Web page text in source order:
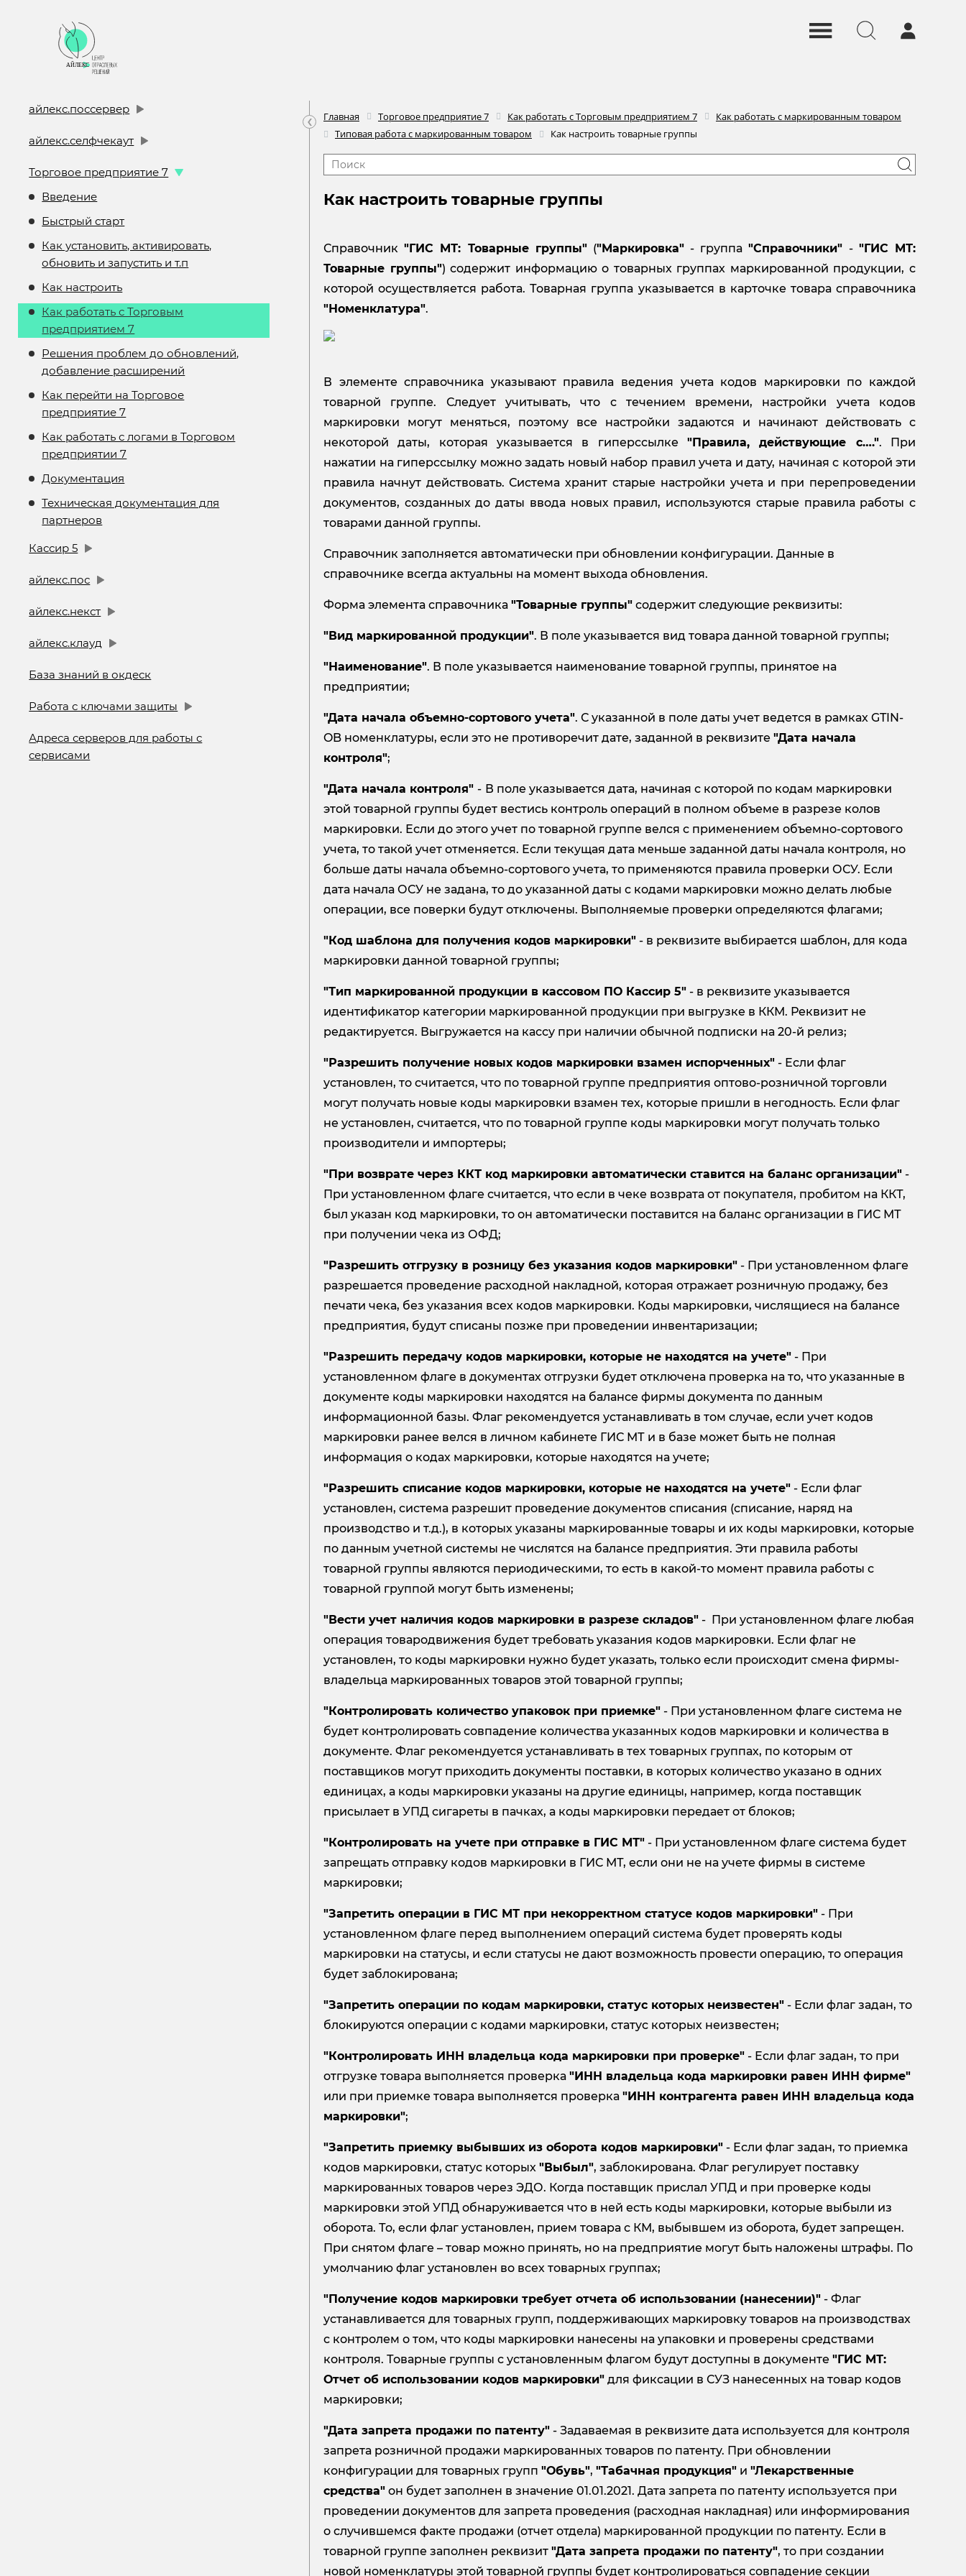
айлекс.поссервер
айлекс.селфчекаут
Торговое предприятие 7
Введение
Быстрый старт
Как установить, активировать,
обновить и запустить и т.п
Как настроить
Как работать с Торговым
предприятием 7
Решения проблем до обновлений,
добавление расширений
Как перейти на Торговое
предприятие 7
Как работать с логами в Торговом
предприятии 7
Документация
Техническая документация для
партнеров
Кассир 5
айлекс.пос
айлекс.некст
айлекс.клауд
База знаний в окдеск
Работа с ключами защиты
Адреса серверов для работы с
сервисами
‹ Главная Торговое предприятие 7 Как работать с Торговым предприятием 7
Как работать с маркированным товаром
Типовая работа с маркированным товаром
Как настроить товарные группы
Как настроить товарные группы
Справочник"ГИС МТ: Товарные группы"("Маркировка"- группа"Справочники" - "ГИС МТ:
Товарные группы") содержит информацию о товарных группах маркированной продукции, с
которой осуществляется работа. Товарная группа указывается в карточке товара справочника
"Номенклатура".
В элементе справочника указывают правила ведения учета кодов маркировки по каждой
товарной группе. Следует учитывать, что с течением времени, настройки учета кодов
маркировки могут меняться, поэтому все настройки задаются и начинают действовать с
некоторой даты, которая указывается в гиперссылке "Правила, действующие с….". При
нажатии на гиперссылку можно задать новый набор правил учета и дату, начиная с которой эти
правила начнут действовать. Система хранит старые настройки учета и при перепроведении
документов, созданных до даты ввода новых правил, используются старые правила работы с
товарами данной группы.
Справочник заполняется автоматически при обновлении конфигурации. Данные в
справочнике всегда актуальны на момент выхода обновления.
Форма элемента справочника "Товарные группы" содержит следующие реквизиты:
"Вид маркированной продукции". В поле указывается вид товара данной товарной группы;
"Наименование". В поле указывается наименование товарной группы, принятое на
предприятии;
"Дата начала объемно-сортового учета". С указанной в поле даты учет ведется в рамках GTIN-
OB номенклатуры, если это не противоречит дате, заданной в реквизите "Дата начала
контроля";
"Дата начала контроля" - В поле указывается дата, начиная с которой по кодам маркировки
этой товарной группы будет вестись контроль операций в полном объеме в разрезе колов
маркировки. Если до этого учет по товарной группе велся с применением объемно-сортового
учета, то такой учет отменяется. Если текущая дата меньше заданной даты начала контроля, но
больше даты начала объемно-сортового учета, то применяются правила проверки ОСУ. Если
дата начала ОСУ не задана, то до указанной даты с кодами маркировки можно делать любые
операции, все поверки будут отключены. Выполняемые проверки определяются флагами;
"Код шаблона для получения кодов маркировки" - в реквизите выбирается шаблон, для кода
маркировки данной товарной группы;
"Тип маркированной продукции в кассовом ПО Кассир 5" - в реквизите указывается
идентификатор категории маркированной продукции при выгрузке в ККМ. Реквизит не
редактируется. Выгружается на кассу при наличии обычной подписки на 20-й релиз;
"Разрешить получение новых кодов маркировки взамен испорченных" - Если флаг
установлен, то считается, что по товарной группе предприятия оптово-розничной торговли
могут получать новые коды маркировки взамен тех, которые пришли в негодность. Если флаг
не установлен, считается, что по товарной группе коды маркировки могут получать только
производители и импортеры;
"При возврате через ККТ код маркировки автоматически ставится на баланс организации" -
При установленном флаге считается, что если в чеке возврата от покупателя, пробитом на ККТ,
был указан код маркировки, то он автоматически поставится на баланс организации в ГИС МТ
при получении чека из ОФД;
"Разрешить отгрузку в розницу без указания кодов маркировки" - При установленном флаге
разрешается проведение расходной накладной, которая отражает розничную продажу, без
печати чека, без указания всех кодов маркировки. Коды маркировки, числящиеся на балансе
предприятия, будут списаны позже при проведении инвентаризации;
"Разрешить передачу кодов маркировки, которые не находятся на учете" - При
установленном флаге в документах отгрузки будет отключена проверка на то, что указанные в
документе коды маркировки находятся на балансе фирмы документа по данным
информационной базы. Флаг рекомендуется устанавливать в том случае, если учет кодов
маркировки ранее велся в личном кабинете ГИС МТ и в базе может быть не полная
информация о кодах маркировки, которые находятся на учете;
"Разрешить списание кодов маркировки, которые не находятся на учете" - Если флаг
установлен, система разрешит проведение документов списания (списание, наряд на
производство и т.д.), в которых указаны маркированные товары и их коды маркировки, которые
по данным учетной системы не числятся на балансе предприятия. Эти правила работы
товарной группы являются периодическими, то есть в какой-то момент правила работы с
товарной группой могут быть изменены;
"Вести учет наличия кодов маркировки в разрезе складов" - При установленном флаге любая
операция товародвижения будет требовать указания кодов маркировки. Если флаг не
установлен, то коды маркировки нужно будет указать, только если происходит смена фирмы-
владельца маркированных товаров этой товарной группы;
"Контролировать количество упаковок при приемке" - При установленном флаге система не
будет контролировать совпадение количества указанных кодов маркировки и количества в
документе. Флаг рекомендуется устанавливать в тех товарных группах, по которым от
поставщиков могут приходить документы поставки, в которых количество указано в одних
единицах, а коды маркировки указаны на другие единицы, например, когда поставщик
присылает в УПД сигареты в пачках, а коды маркировки передает от блоков;
"Контролировать на учете при отправке в ГИС МТ" - При установленном флаге система будет
запрещать отправку кодов маркировки в ГИС МТ, если они не на учете фирмы в системе
маркировки;
"Запретить операции в ГИС МТ при некорректном статусе кодов маркировки" - При
установленном флаге перед выполнением операций система будет проверять коды
маркировки на статусы, и если статусы не дают возможность провести операцию, то операция
будет заблокирована;
"Запретить операции по кодам маркировки, статус которых неизвестен" - Если флаг задан, то
блокируются операции с кодами маркировки, статус которых неизвестен;
"Контролировать ИНН владельца кода маркировки при проверке" - Если флаг задан, то при
отгрузке товара выполняется проверка "ИНН владельца кода маркировки равен ИНН фирме"
или при приемке товара выполняется проверка "ИНН контрагента равен ИНН владельца кода
маркировки";
"Запретить приемку выбывших из оборота кодов маркировки" - Если флаг задан, то приемка
кодов маркировки, статус которых "Выбыл", заблокирована. Флаг регулирует поставку
маркированных товаров через ЭДО. Когда поставщик прислал УПД и при проверке коды
маркировки этой УПД обнаруживается что в ней есть коды маркировки, которые выбыли из
оборота. То, если флаг установлен, прием товара с КМ, выбывшем из оборота, будет запрещен.
При снятом флаге – товар можно принять, но на предприятие могут быть наложены штрафы. По
умолчанию флаг установлен во всех товарных группах;
"Получение кодов маркировки требует отчета об использовании (нанесении)" - Флаг
устанавливается для товарных групп, поддерживающих маркировку товаров на производствах
с контролем о том, что коды маркировки нанесены на упаковки и проверены средствами
контроля. Товарные группы с установленным флагом будут доступны в документе "ГИС МТ:
Отчет об использовании кодов маркировки" для фиксации в СУЗ нанесенных на товар кодов
маркировки;
"Дата запрета продажи по патенту" - Задаваемая в реквизите дата используется для контроля
запрета розничной продажи маркированных товаров по патенту. При обновлении
конфигурации для товарных групп "Обувь", "Табачная продукция" и "Лекарственные
средства" он будет заполнен в значение 01.01.2021. Дата запрета по патенту используется при
проведении документов для запрета проведения (расходная накладная) или информирования
о случившемся факте продажи (отчет отдела) маркированной продукции по патенту. Если в
товарной группе заполнен реквизит "Дата запрета продажи по патенту", то при создании
новой номенклатуры этой товарной группы будет контролироваться совпадение секции